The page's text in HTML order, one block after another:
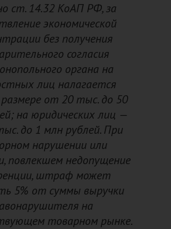
ст. 14.32 КоАП РФ, за
экономической
без получения
согласия
органа на
лиц налагается
от 20 тыс. до 50
на юридических лиц —
до 1 млн рублей. При
нарушении или
повлекшем недопущение
штраф может
5% от суммы выручки
на
товарном рынке.